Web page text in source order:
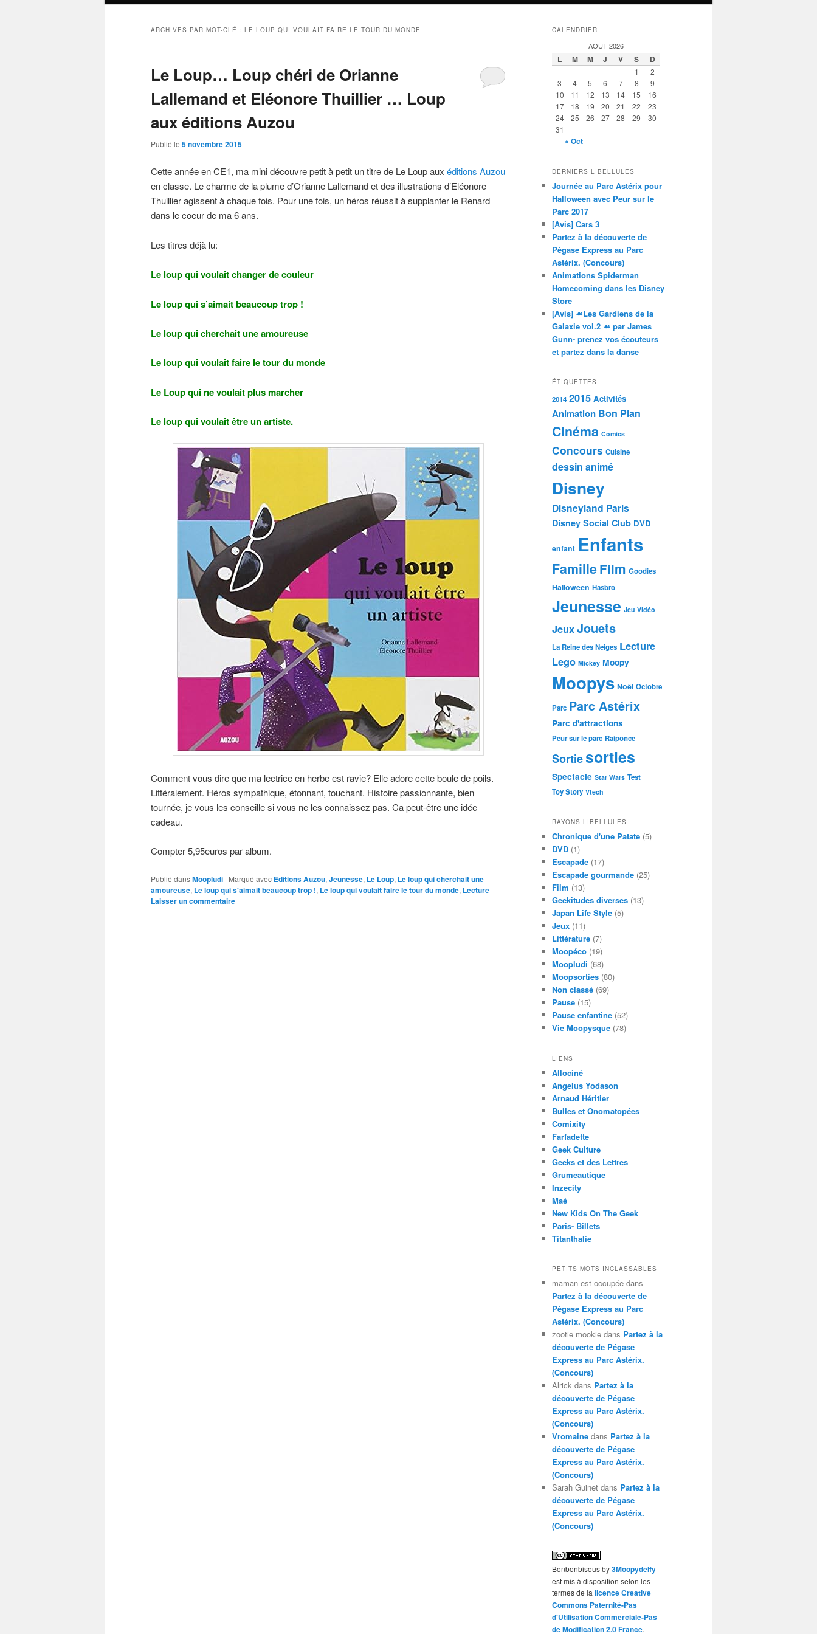
ARCHIVES PAR MOT-CLÉ : LE LOUP QUI VOULAIT FAIRE LE TOUR DU MONDE
Le Loup… Loup chéri de Orianne
Lallemand et Eléonore Thuillier … Loup
aux éditions Auzou
Publié le 5 novembre 2015
Cette année en CE1, ma mini découvre petit à petit un titre de Le Loup aux éditions Auzou
en classe. Le charme de la plume d’Orianne Lallemand et des illustrations d’Eléonore
Thuillier agissent à chaque fois. Pour une fois, un héros réussit à supplanter le Renard
dans le coeur de ma 6 ans.
Les titres déjà lu:
Le loup qui voulait changer de couleur
Le loup qui s’aimait beaucoup trop !
Le loup qui cherchait une amoureuse
Le loup qui voulait faire le tour du monde
Le Loup qui ne voulait plus marcher
Le loup qui voulait être un artiste.
Comment vous dire que ma lectrice en herbe est ravie? Elle adore cette boule de poils.
Littéralement. Héros sympathique, étonnant, touchant. Histoire passionnante, bien
tournée, je vous les conseille si vous ne les connaissez pas. Ca peut-être une idée
cadeau.
Compter 5,95euros par album.
Publié dansMoopludi | Marqué avec Editions Auzou, Jeunesse, Le Loup, Le loup qui cherchait une
amoureuse, Le loup qui s'aimait beaucoup trop !, Le loup qui voulait faire le tour du monde, Lecture |
Laisser un commentaire
CALENDRIER
AOÛT 2026
L M M J V S D
1
2
3
4 5 6 7 8
9
10
11 12 13 14 15
16
17
18 19 20 21 22
23
24
25 26 27 28 29
30
31
« Oct
DERNIERS LIBELLULES
Journée au Parc Astérix pour
Halloween avec Peur sur le
Parc 2017
[Avis] Cars 3
Partez à la découverte de
Pégase Express au Parc
Astérix. (Concours)
Animations Spiderman
Homecoming dans les Disney
Store
[Avis] ☙Les Gardiens de la
Galaxie vol.2 ☙ par James
Gunn- prenez vos écouteurs
et partez dans la danse
ÉTIQUETTES
2014 2015 Activités
Animation Bon Plan
Cinéma Comics
Concours Cuisine
dessin animé
Disney
Disneyland Paris
Disney Social Club DVD
enfant Enfants
FamilleFilm Goodies
Halloween Hasbro
Jeunesse Jeu Vidéo
JeuxJouets
La Reine des Neiges Lecture
Lego Mickey Moopy
Moopys Noël Octobre
Parc Parc Astérix
Parc d'attractions
Peur sur le parc Raiponce
Sortiesorties
Spectacle Star Wars Test
Toy Story Vtech
RAYONS LIBELLULES
Chronique d'une Patate (5)
DVD (1)
Escapade (17)
Escapade gourmande (25)
Film (13)
Geekitudes diverses (13)
Japan Life Style (5)
Jeux (11)
Littérature (7)
Moopéco (19)
Moopludi (68)
Moopsorties (80)
Non classé (69)
Pause (15)
Pause enfantine (52)
Vie Moopysque (78)
LIENS
Allociné
Angelus Yodason
Arnaud Héritier
Bulles et Onomatopées
Comixity
Farfadette
Geek Culture
Geeks et des Lettres
Grumeautique
Inzecity
Maé
New Kids On The Geek
Paris- Billets
Titanthalie
PETITS MOTS INCLASSABLES
maman est occupée dans
Partez à la découverte de
Pégase Express au Parc
Astérix. (Concours)
zootie mookie dans Partez à la
découverte de Pégase
Express au Parc Astérix.
(Concours)
Alrick dans Partez à la
découverte de Pégase
Express au Parc Astérix.
(Concours)
Vromaine dans Partez à la
découverte de Pégase
Express au Parc Astérix.
(Concours)
Sarah Guinet dans Partez à la
découverte de Pégase
Express au Parc Astérix.
(Concours)
Bonbonbisousby3Moopydelfy
est mis à disposition selon les
termes de la licence Creative
Commons Paternité-Pas
d'Utilisation Commerciale-Pas
de Modification 2.0 France.